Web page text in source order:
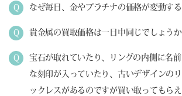
なぜ毎日、金やプラチナの価格が変動す
貴金属の買取価格は一日中同じでしょうか
宝石が取れていたり、リングの内側に名
な刻印が入っていたり、古いデザインの
ックレスがあるのですが買い取ってもら